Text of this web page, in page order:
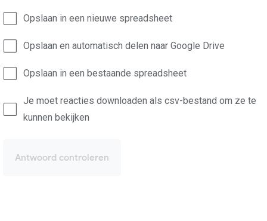
Opslaan in een nieuwe spreadsheet
Opslaan en automatisch delen naar Google Drive
Opslaan in een bestaande spreadsheet
Je moet reacties downloaden als csv-bestand om ze te
kunnen bekijken
Antwoord controleren